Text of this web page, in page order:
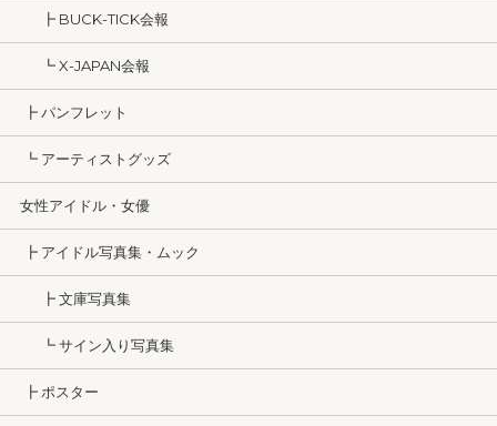
┣ BUCK-TICK会報
┗ X-JAPAN会報
┣ パンフレット
┗ アーティストグッズ
女性アイドル・女優
┣ アイドル写真集・ムック
┣ 文庫写真集
┗ サイン入り写真集
┣ ポスター